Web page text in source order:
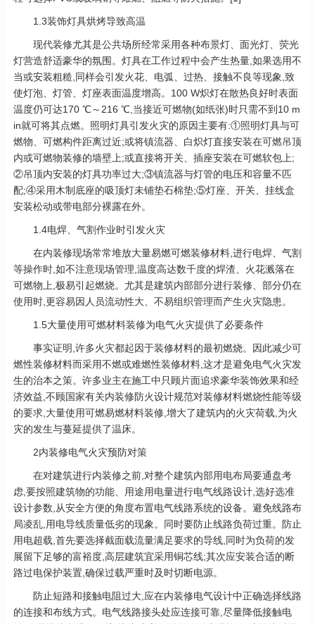
1.3装饰灯具烘烤导致高温
现代装修尤其是公共场所经常采用各种布景灯、面光灯、荧光
灯营造舒适豪华的氛围。灯具在工作过程中会产生热量,如果选用不
当或安装粗糙,同样会引发火花、电弧、过热、接触不良等现象,致
使灯泡、灯管、灯座表面温度增高。100 W炽灯在散热良好时表面
温度仍可达170 ℃～216 ℃,当接近可燃物(如纸张)时只需不到10 m
in就可将其点燃。照明灯具引发火灾的原因主要有:①照明灯具与可
燃物、可燃构件距离过近;或将镇流器、白炽灯直接安装在可燃吊顶
内或可燃物装修的墙壁上;或直接将开关、插座安装在可燃软包上;
②吊顶内安装的灯具功率过大;③镇流器与灯管的电压和容量不匹
配;④采用木制底座的吸顶灯未铺垫石棉垫;⑤灯座、开关、挂线盒
安装松动或带电部分裸露在外。
1.4电焊、气割作业时引发火灾
在内装修现场常常堆放大量易燃可燃装修材料,进行电焊、气割
等操作时,如不注意现场管理,温度高达数千度的焊渣、火花溅落在
可燃物上,极易引起燃烧。尤其是建筑内部部分进行装修、部分仍在
使用时,更容易因人员流动性大、不易组织管理而产生火灾隐患。
1.5大量使用可燃材料装修为电气火灾提供了必要条件
事实证明,许多火灾都起因于装修材料的最初燃烧。因此减少可
燃性装修材料而采用不燃或难燃性装修材料,这才是避免电气火灾发
生的治本之策。许多业主在施工中只顾片面追求豪华装饰效果和经
济效益,不顾国家有关内装修防火设计规范对装修材料燃烧性能等级
的要求,大量使用可燃易燃材料装修,增大了建筑内的火灾荷载,为火
灾的发生与蔓延提供了温床。
2内装修电气火灾预防对策
在对建筑进行内装修之前,对整个建筑内部用电布局要通盘考
虑,要按照建筑物的功能、用途用电量进行电气线路设计,选好选准
设计参数,从安全方便的角度布置电气线路系统的设备。避免线路布
局凌乱,用电导线质量低劣的现象。同时要防止线路负荷过重。防止
用电超载,首先要选择截面载流量满足要求的导线,同时为负荷的发
展留下足够的富裕度,高层建筑宜采用铜芯线;其次应安装合适的断
路过电保护装置,确保过载严重时及时切断电源。
防止短路和接触电阻过大,应在内装修电气设计中正确选择线路
的连接和布线方式。电气线路接头处应连接可靠,尽量降低接触电